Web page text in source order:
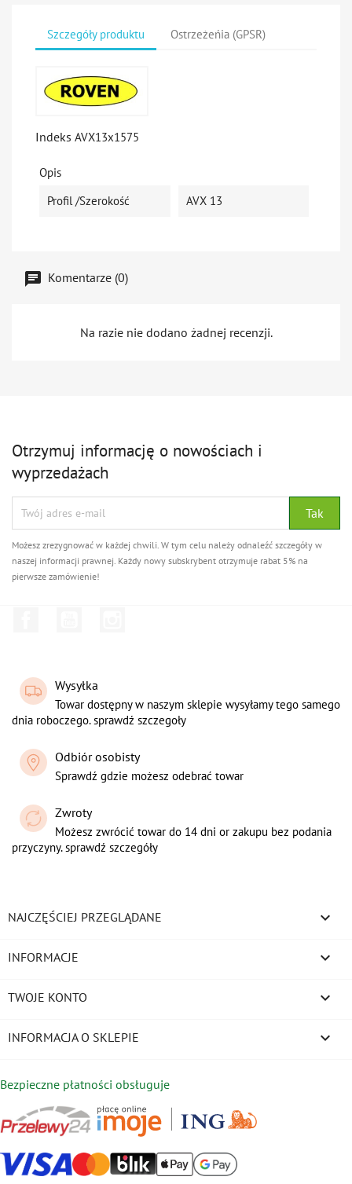
Szczegóły produktu Ostrzeżeńia (GPSR)
Indeks AVX13x1575
Opis
Profil /szerokość
AVX 13
Komentarze (0)
Na razie nie dodano żadnej recenzji.
Otrzymuj informację o nowościach i
wyprzedażach
Możesz zrezygnować w każdej chwili. W tym celu należy odnaleźć szczegóły w
naszej informacji prawnej. Każdy nowy subskrybent otrzymuje rabat 5% na
pierwsze zamówienie!
Wysyłka
Towar dostępny w naszym sklepie wysyłamy tego samego
dnia roboczego. sprawdź szczegoły
Odbiór osobisty
Sprawdź gdzie możesz odebrać towar
Zwroty
Możesz zwrócić towar do 14 dni or zakupu bez podania
przyczyny. sprawdź szczegóły
NAJCZĘŚCIEJ PRZEGLĄDANE 
INFORMACJE 
TWOJE KONTO 
INFORMACJA O SKLEPIE keyboard_arrow_down
Bezpieczne płatności obsługuje